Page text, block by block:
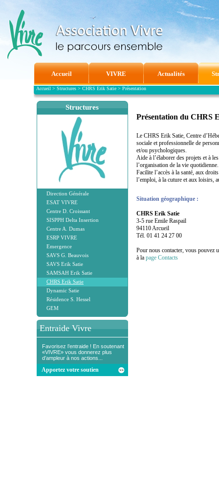
Accueil VIVRE Actualités
Accueil >Structures >CHRS Erik Satie >Présentation
Structures
Direction Générale
ESAT VIVRE
Centre D. Croissant
SISPPH Delta Insertion
Centre A. Dumas
ESRP VIVRE
Emergence
SAVS G. Beauvois
SAVS Erik Satie
SAMSAH Erik Satie
CHRS Erik Satie
Dynamic Satie
Résidence S. Hessel
GEM
Entraide Vivre
Favorisez l’entraide ! En soutenant
«VIVRE» vous donnerez plus
d’ampleur à nos actions...
Apportez votre soutien
Présentation du CHRS
Le CHRS Erik Satie, Centre
sociale et professionnelle de
et/ou psychologiques.
Aide à l’élaborer des projets et à
l’organisation de la vie quotidienne.
Facilite l’accès à la santé, aux
l’emploi, à la cuture et aux loisirs,
Situation géographique :
CHRS Erik Satie
3-5 rue Emile Raspail
94110 Arcueil
Tél. 01 41 24 27 00
Pour nous contacter, vous pouvez
à la page Contacts